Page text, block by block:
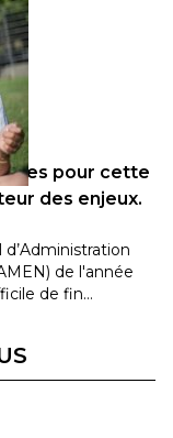
pour cette
des enjeux.
d’Administration
de l'année
de fin…